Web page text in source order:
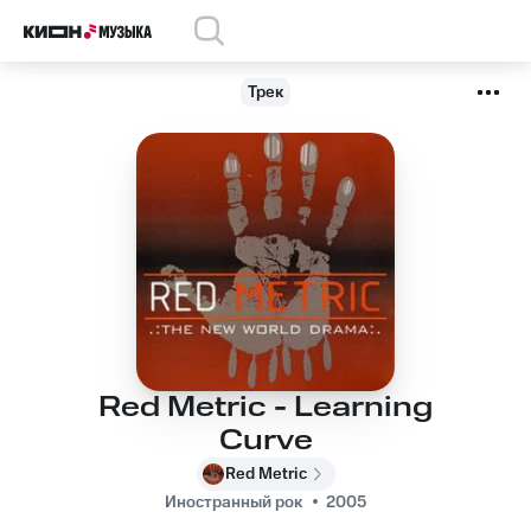
Трек
Red Metric - Learning
Curve
Red Metric
Иностранный рок
2005